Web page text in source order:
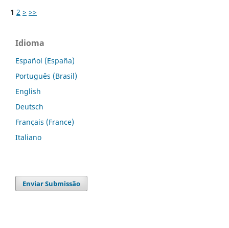
1 2 > >>
Idioma
Español (España)
Português (Brasil)
English
Deutsch
Français (France)
Italiano
Enviar Submissão